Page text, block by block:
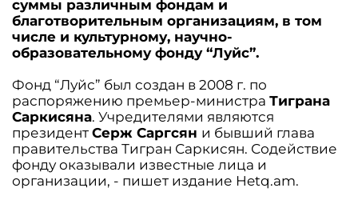
суммы различным фондам и
благотворительным организациям, в том
числе и культурному, научно-
образовательному фонду “Луйс”.
Фонд “Луйс” был создан в 2008 г. по
распоряжению премьер-министра Тиграна
Саркисяна. Учредителями являются
президент Серж Саргсян и бывший глава
правительства Тигран Саркисян. Содействие
фонду оказывали известные лица и
организации, - пишет издание Hetq.am.